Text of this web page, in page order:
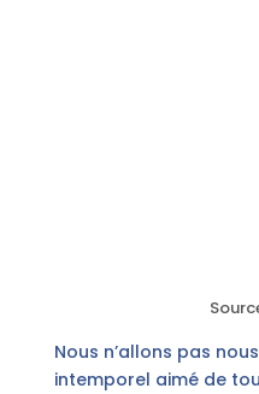
Nous n’allons pas
intemporel aimé de